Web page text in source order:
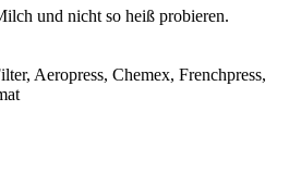
und nicht so heiß probieren.
Aeropress, Chemex, Frenchpress,